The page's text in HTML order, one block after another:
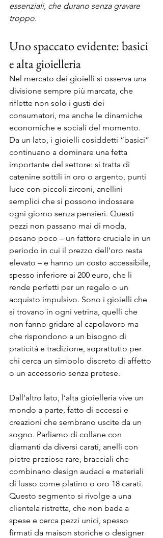
essenziali, che durano senza gravare
troppo.
Uno spaccato evidente: basici
e alta gioielleria
Nel mercato dei gioielli si osserva una
divisione sempre più marcata, che
riflette non solo i gusti dei
consumatori, ma anche le dinamiche
economiche e sociali del momento.
Da un lato, i gioielli cosiddetti “basici”
continuano a dominare una fetta
importante del settore: si tratta di
catenine sottili in oro o argento, punti
luce con piccoli zirconi, anellini
semplici che si possono indossare
ogni giorno senza pensieri. Questi
pezzi non passano mai di moda,
pesano poco – un fattore cruciale in un
periodo in cui il prezzo dell’oro resta
elevato – e hanno un costo accessibile,
spesso inferiore ai 200 euro, che li
rende perfetti per un regalo o un
acquisto impulsivo. Sono i gioielli che
si trovano in ogni vetrina, quelli che
non fanno gridare al capolavoro ma
che rispondono a un bisogno di
praticità e tradizione, soprattutto per
chi cerca un simbolo discreto di affetto
o un accessorio senza pretese.
Dall’altro lato, l’alta gioielleria vive un
mondo a parte, fatto di eccessi e
creazioni che sembrano uscite da un
sogno. Parliamo di collane con
diamanti da diversi carati, anelli con
pietre preziose rare, bracciali che
combinano design audaci e materiali
di lusso come platino o oro 18 carati.
Questo segmento si rivolge a una
clientela ristretta, che non bada a
spese e cerca pezzi unici, spesso
firmati da maison storiche o designer